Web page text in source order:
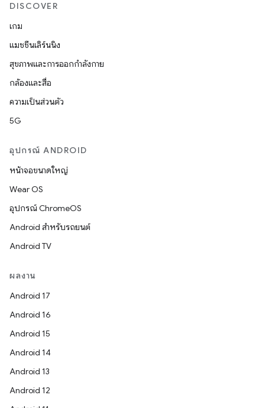
DISCOVER
เกม
แมชชีนเลิร์นนิง
สุขภาพและการออกกำลังกาย
กล้องและสื่อ
ความเป็นส่วนตัว
5G
อุปกรณ์ ANDROID
หน้าจอขนาดใหญ่
Wear OS
อุปกรณ์ ChromeOS
Android สำหรับรถยนต์
Android TV
ผลงาน
Android 17
Android 16
Android 15
Android 14
Android 13
Android 12